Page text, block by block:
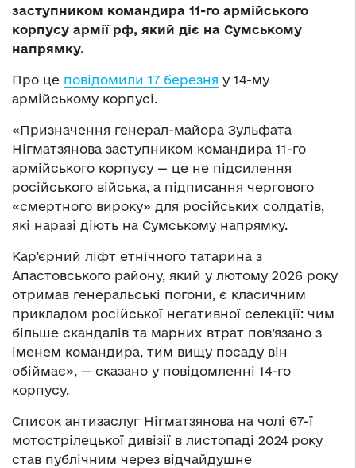
заступником командира 11-го армійського
корпусу армії рф, який діє на Сумському
напрямку.
Про це повідомили 17 березня у 14-му
армійському корпусі.
«Призначення генерал-майора Зульфата
Нігматзянова заступником командира 11-го
армійського корпусу — це не підсилення
російського війська, а підписання чергового
«смертного вироку» для російських солдатів,
які наразі діють на Сумському напрямку.
Кар’єрний ліфт етнічного татарина з
Апастовського району, який у лютому 2026 року
отримав генеральські погони, є класичним
прикладом російської негативної селекції: чим
більше скандалів та марних втрат пов’язано з
іменем командира, тим вищу посаду він
обіймає», — сказано у повідомленні 14-го
корпусу.
Список антизаслуг Нігматзянова на чолі 67-ї
мотострілецької дивізії в листопаді 2024 року
став публічним через відчайдушне